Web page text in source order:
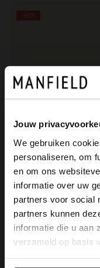
Jouw
We gebruiken
personaliseren, om
en om ons
informatie over uw
partners voor social
partners kunnen
informatie die u aan
verzameld op basis
No Stress
120.00
48.00
View this
It looks like
you like to